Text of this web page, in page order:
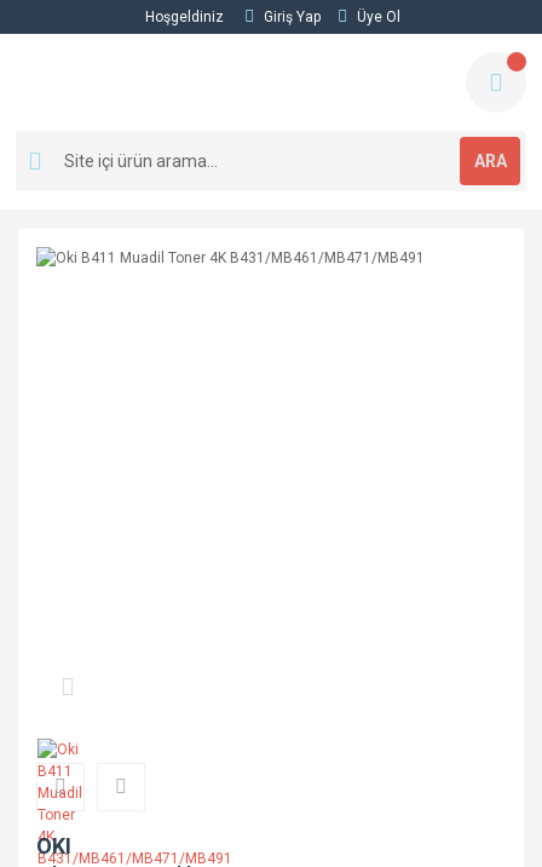
Hoşgeldiniz Giriş Yap Üye Ol
ARA
OKI